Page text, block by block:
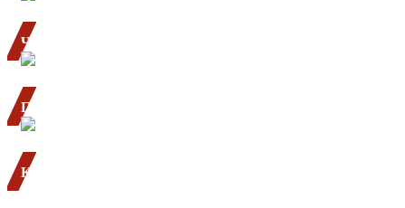
ЧИСТОТА
приберемся после монтажа
ПРАКТИЧНОСТЬ
с нами вы можете сэкономить до 30%
КОМФОРТ